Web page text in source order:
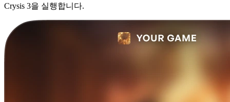
Crysis 3을 실행합니다.